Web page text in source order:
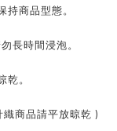
商品型態。
長時間浸泡。
乾。
商品請平放晾乾 )